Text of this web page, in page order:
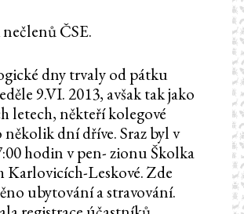
ČSE.
dny trvaly od pátku
9.VI. 2013, avšak tak jako
letech, někteří kolegové
několik dní dříve. Sraz byl v
hodin v pen- zionu Školka
Karlovicích-Leskové. Zde
ubytování a stravování.